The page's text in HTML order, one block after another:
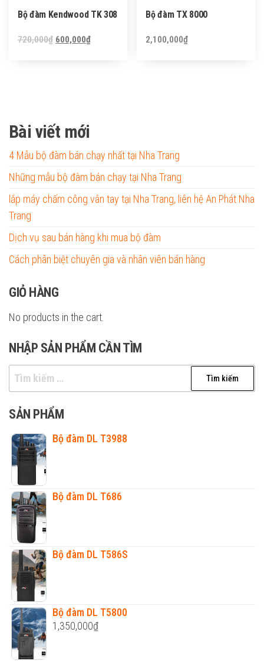
Bộ đàm Kendwood TK 308
720,000₫ Original
600,000₫Current
Bộ đàm TX 8000
2,100,000₫
Bài viết mới
4 Mẫu bộ đàm bán chạy nhất tại Nha Trang
Những mẫu bộ đàm bán chạy tại Nha Trang
lắp máy chấm công vân tay tại Nha Trang, liên hệ An Phát Nha
Trang
Dịch vụ sau bán hàng khi mua bộ đàm
Cách phân biệt chuyên gia và nhân viên bán hàng
GIỎ HÀNG
No products in the cart.
NHẬP SẢN PHẨM CẦN TÌM
Tìm
kiếm
cho:
SẢN PHẨM
Bộ đàm DL T3988
Bộ đàm DL T686
Bộ đàm DL T586S
Bộ đàm DL T5800
1,350,000₫